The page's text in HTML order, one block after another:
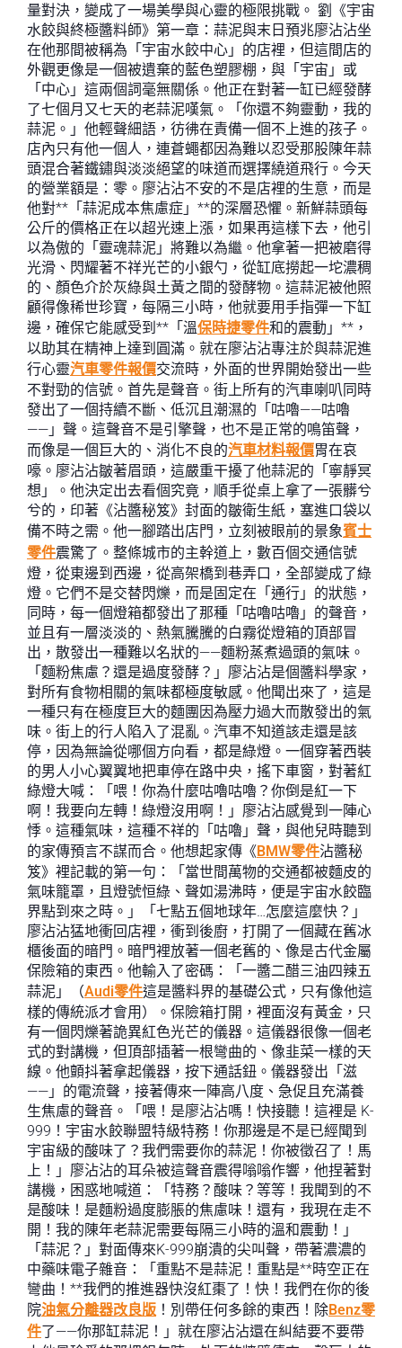
量對決，變成了一場美學與心靈的極限挑戰。 劉《宇宙
水餃與終極醬料師》第一章：蒜泥與末日預兆廖沾沾坐
在他那間被稱為「宇宙水餃中心」的店裡，但這間店的
外觀更像是一個被遺棄的藍色塑膠棚，與「宇宙」或
「中心」這兩個詞毫無關係。他正在對著一缸已經發酵
了七個月又七天的老蒜泥嘆氣。「你還不夠靈動，我的
蒜泥。」他輕聲細語，彷彿在責備一個不上進的孩子。
店內只有他一個人，連蒼蠅都因為難以忍受那股陳年蒜
頭混合著鐵鏽與淡淡絕望的味道而選擇繞道飛行。今天
的營業額是：零。廖沾沾不安的不是店裡的生意，而是
他對**「蒜泥成本焦慮症」**的深層恐懼。新鮮蒜頭每
公斤的價格正在以超光速上漲，如果再這樣下去，他引
以為傲的「靈魂蒜泥」將難以為繼。他拿著一把被磨得
光滑、閃耀著不祥光芒的小銀勺，從缸底撈起一坨濃稠
的、顏色介於灰綠與土黃之間的發酵物。這蒜泥被他照
顧得像稀世珍寶，每隔三小時，他就要用手指彈一下缸
邊，確保它能感受到**「溫保時捷零件和的震動」**，
以助其在精神上達到圓滿。就在廖沾沾專注於與蒜泥進
行心靈汽車零件報價交流時，外面的世界開始發出一些
不對勁的信號。首先是聲音。街上所有的汽車喇叭同時
發出了一個持續不斷、低沉且潮濕的「咕嚕——咕嚕
——」聲。這聲音不是引擎聲，也不是正常的鳴笛聲，
而像是一個巨大的、消化不良的汽車材料報價胃在哀
嚎。廖沾沾皺著眉頭，這嚴重干擾了他蒜泥的「寧靜冥
想」。他決定出去看個究竟，順手從桌上拿了一張髒兮
兮的，印著《沾醬秘笈》封面的皺衛生紙，塞進口袋以
備不時之需。他一腳踏出店門，立刻被眼前的景象賓士
零件震驚了。整條城市的主幹道上，數百個交通信號
燈，從東邊到西邊，從高架橋到巷弄口，全部變成了綠
燈。它們不是交替閃爍，而是固定在「通行」的狀態，
同時，每一個燈箱都發出了那種「咕嚕咕嚕」的聲音，
並且有一層淡淡的、熱氣騰騰的白霧從燈箱的頂部冒
出，散發出一種難以名狀的——麵粉蒸煮過頭的氣味。
「麵粉焦慮？還是過度發酵？」廖沾沾是個醬料學家，
對所有食物相關的氣味都極度敏感。他聞出來了，這是
一種只有在極度巨大的麵團因為壓力過大而散發出的氣
味。街上的行人陷入了混亂。汽車不知道該走還是該
停，因為無論從哪個方向看，都是綠燈。一個穿著西裝
的男人小心翼翼地把車停在路中央，搖下車窗，對著紅
綠燈大喊：「喂！你為什麼咕嚕咕嚕？你倒是紅一下
啊！我要向左轉！綠燈沒用啊！」廖沾沾感覺到一陣心
悸。這種氣味，這種不祥的「咕嚕」聲，與他兒時聽到
的家傳預言不謀而合。他想起家傳《BMW零件沾醬秘
笈》裡記載的第一句：「當世間萬物的交通都被麵皮的
氣味籠罩，且燈號恒綠、聲如湯沸時，便是宇宙水餃臨
界點到來之時。」「七點五個地球年…怎麼這麼快？」
廖沾沾猛地衝回店裡，衝到後廚，打開了一個藏在舊冰
櫃後面的暗門。暗門裡放著一個老舊的、像是古代金屬
保險箱的東西。他輸入了密碼：「一醬二醋三油四辣五
蒜泥」（Audi零件這是醬料界的基礎公式，只有像他這
樣的傳統派才會用）。保險箱打開，裡面沒有黃金，只
有一個閃爍著詭異紅色光芒的儀器。這儀器很像一個老
式的對講機，但頂部插著一根彎曲的、像韭菜一樣的天
線。他顫抖著拿起儀器，按下通話鈕。儀器發出「滋
——」的電流聲，接著傳來一陣高八度、急促且充滿養
生焦慮的聲音。「喂！是廖沾沾嗎！快接聽！這裡是 K-
999！宇宙水餃聯盟特級特務！你那邊是不是已經聞到
宇宙級的酸味了？我們需要你的蒜泥！你被徵召了！馬
上！」廖沾沾的耳朵被這聲音震得嗡嗡作響，他捏著對
講機，困惑地喊道：「特務？酸味？等等！我聞到的不
是酸味！是麵粉過度膨脹的焦慮味！還有，我現在走不
開！我的陳年老蒜泥需要每隔三小時的溫和震動！」
「蒜泥？」對面傳來K-999崩潰的尖叫聲，帶著濃濃的
中藥味電子雜音：「重點不是蒜泥！重點是**時空正在
彎曲！**我們的推進器快沒紅棗了！快！我們在你的後
院油氣分離器改良版 ！別帶任何多餘的東西！除Benz零
件了——你那缸蒜泥！」就在廖沾沾還在糾結要不要帶